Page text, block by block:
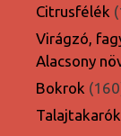
Citrusfélék
Virágzó,
Alacsony
Bokrok 160
Talajtakarók